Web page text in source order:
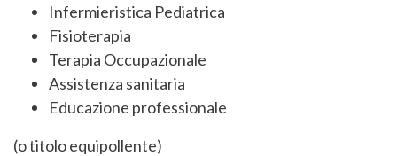
Infermieristica Pediatrica
Fisioterapia
Terapia Occupazionale
Assistenza sanitaria
Educazione professionale
(o titolo equipollente)